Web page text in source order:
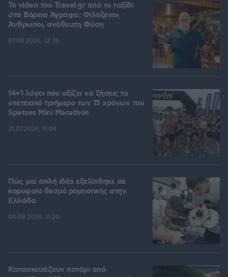
To video του Travel.gr από το ταξίδι
στα Βόρεια Άγραφα: Φιλόξενοι
Άνθρωποι, ανόθευτη Φύση
07.08.2026, 12:38
14+1 λόγοι που αξίζει να ζήσεις το
επετειακό τριήμερο των 15 χρόνων του
Spetses Mini Marathon
31.07.2026, 11:04
Πώς μια απλή ιδέα εξελίχθηκε σε
κορυφαίο θεσμό ρομποτικής στην
Ελλάδα
04.08.2026, 11:20
Κατασκευάζουν ποτάμι από